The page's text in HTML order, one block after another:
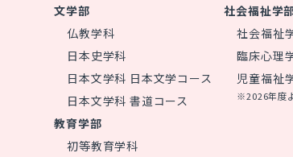
文学部
仏教学科
日本史学科
日本文学科 日本文学コース
日本文学科 書道コース
社会福祉学
社会福祉
臨床心理
児童福祉
※2026年度
教育学部
初等教育学科